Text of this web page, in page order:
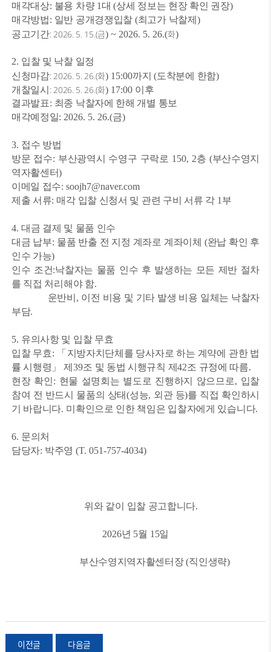
매각대상: 불용 차량 1대(상세 정보는 현장 확인 권장)
매각방법: 일반 공개경쟁입찰 (최고가 낙찰제 )
공고기간: 2026. 5. 15.(금) ~ 2026. 5. 26.(화)
2. 입찰 및 낙찰 일정
신청마감: 2026. 5. 26.(화) 15:00까지(도착분에 한함)
개찰일시 : 2026. 5. 26.(화) 17:00 이후
결과발표: 최종 낙찰자에 한해 개별 통보
매각예정일: 2026. 5. 26.(금)
3. 접수 방법
방문 접수: 부산광역시 수영구 구락로 150, 2층 (부산수영지
역자활센터)
이메일 접수: soojh7@naver.com
제출 서류: 매각 입찰 신청서 및 관련 구비 서류 각 1 부
4. 대금 결제 및 물품 인수
대금 납부: 물품 반출 전 지정 계좌로 계좌이체 (완납 확인 후
인수 가능)
인수 조건:낙찰자는 물품 인수 후 발생하는 모든 제반 절차
를 직접 처리해야 함.
운반비 , 이전 비용 및 기타 발생 비용 일체는 낙찰자
부담.
5. 유의사항 및 입찰 무효
입찰 무효: 「 지방자치단체를 당사자로 하는 계약에 관한 법
률 시행령 」제39조 및 동법 시행규칙 제42조 규정에 따름.
현장 확인 : 현물 설명회는 별도로 진행하지 않으므로, 입찰
참여 전 반드시 물품의 상태(성능, 외관 등)를 직접 확인하시
기 바랍니다. 미확인으로 인한 책임은 입찰자에게 있습니다.
6. 문의처
담당자: 박주영 (T. 051-757-4034)
위와 같이 입찰 공고합니다.
2026년 5월 15일
부산수영지역자활센터장(직인생략)
이전글 다음글